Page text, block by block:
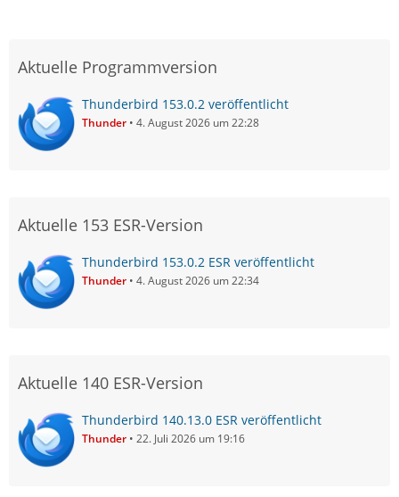
Aktuelle Programmversion
Thunderbird 153.0.2 veröffentlicht
Thunder 4. August 2026 um 22:28
Aktuelle 153 ESR-Version
Thunderbird 153.0.2 ESR veröffentlicht
Thunder 4. August 2026 um 22:34
Aktuelle 140 ESR-Version
Thunderbird 140.13.0 ESR veröffentlicht
Thunder 22. Juli 2026 um 19:16